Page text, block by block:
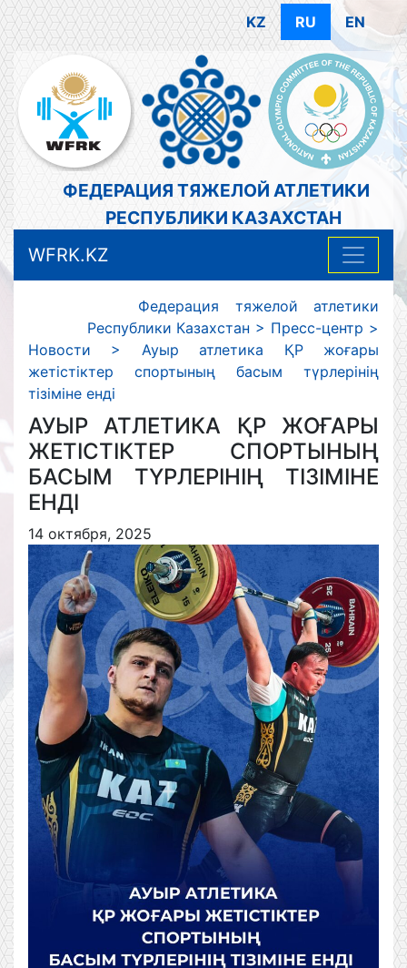
KZ RU EN
ФЕДЕРАЦИЯ ТЯЖЕЛОЙ АТЛЕТИКИ
РЕСПУБЛИКИ КАЗАХСТАН
WFRK.KZ
Федерация тяжелой атлетики
Республики Казахстан > Пресс-центр >
Новости > Ауыр атлетика ҚР жоғары
жетістіктер спортының басым түрлерінің
тізіміне енді
АУЫР АТЛЕТИКА ҚР ЖОҒАРЫ
ЖЕТІСТІКТЕР СПОРТЫНЫҢ
БАСЫМ ТҮРЛЕРІНІҢ ТІЗІМІНЕ
ЕНДІ
14 октября, 2025